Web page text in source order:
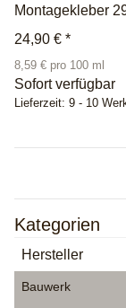
Montagekleber
24,90 € *
8,59 € pro 100 ml
Sofort verfügbar
Lieferzeit: 9 - 10
Kategorien
Hersteller
Bauwerk